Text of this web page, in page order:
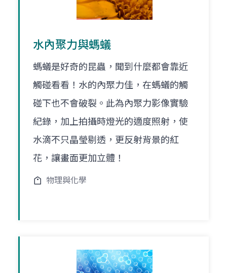
水內聚力與螞蟻
螞蟻是好奇的昆蟲，聞到什麼都會靠近
觸碰看看！水的內聚力佳，在螞蟻的觸
碰下也不會破裂。此為內聚力影像實驗
紀錄，加上拍攝時燈光的適度照射，使
水滴不只晶瑩剔透，更反射背景的紅
花，讓畫面更加立體！
物理與化學